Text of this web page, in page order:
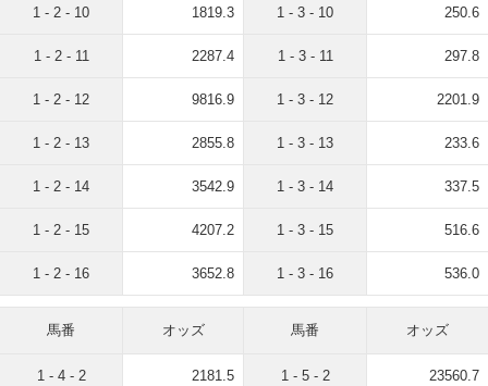
1 - 2 - 10 1819.3
1 - 2 - 11 2287.4
1 - 2 - 12 9816.9
1 - 2 - 13 2855.8
1 - 2 - 14 3542.9
1 - 2 - 15 4207.2
1 - 2 - 16 3652.8
1 - 3 - 10 250.6
1 - 3 - 11 297.8
1 - 3 - 12 2201.9
1 - 3 - 13 233.6
1 - 3 - 14 337.5
1 - 3 - 15 516.6
1 - 3 - 16 536.0
馬番 オッズ
1 - 4 - 2 2181.5
馬番 オッズ
1 - 5 - 2 23560.7